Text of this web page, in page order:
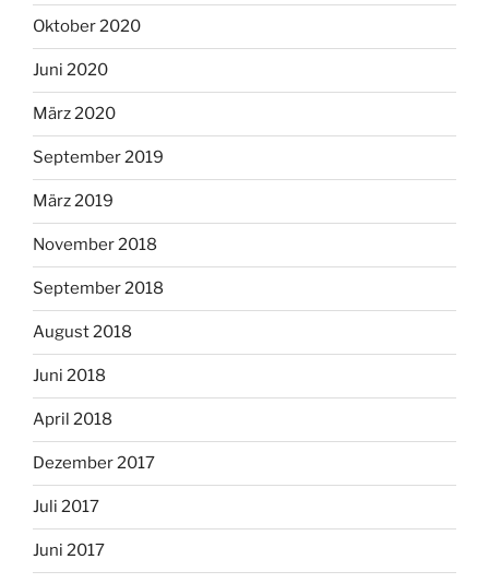
Oktober 2020
Juni 2020
März 2020
September 2019
März 2019
November 2018
September 2018
August 2018
Juni 2018
April 2018
Dezember 2017
Juli 2017
Juni 2017